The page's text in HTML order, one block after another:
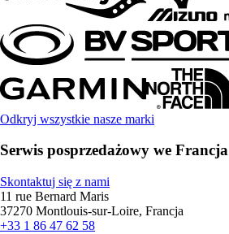
Odkryj wszystkie nasze marki
Serwis posprzedażowy we Francja
Skontaktuj się z nami
11 rue Bernard Maris
37270 Montlouis-sur-Loire, Francja
+33 1 86 47 62 58